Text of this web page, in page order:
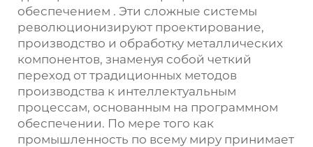
обеспечением . Эти сложные системы
революционизируют проектирование,
производство и обработку металлических
компонентов, знаменуя собой четкий
переход от традиционных методов
производства к интеллектуальным
процессам, основанным на программном
обеспечении. По мере того как
промышленность по всему миру принимает